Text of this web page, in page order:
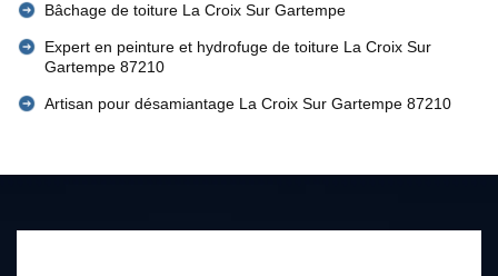
Bâchage de toiture La Croix Sur Gartempe
Expert en peinture et hydrofuge de toiture La Croix Sur
Gartempe 87210
Artisan pour désamiantage La Croix Sur Gartempe 87210